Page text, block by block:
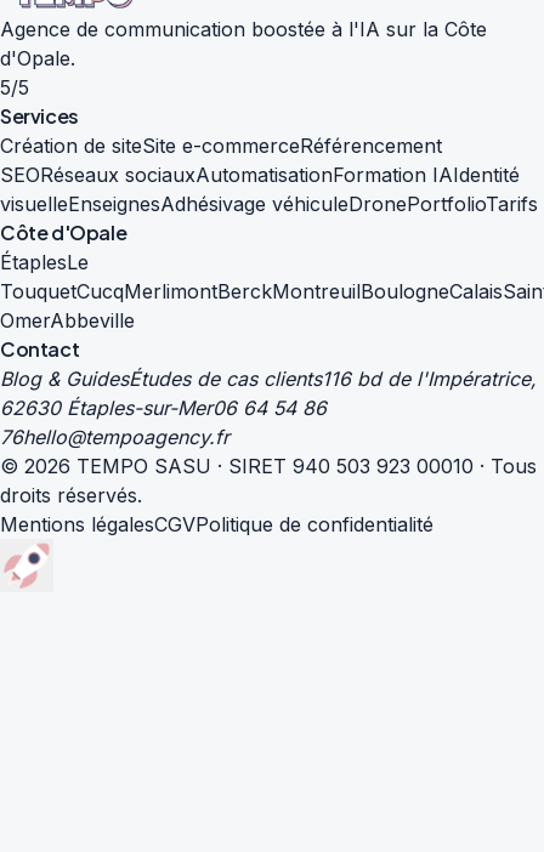
Agence de communication boostée à l'IA sur la Côte
d'Opale.
5/5
Services
Création de siteSite e-commerceRéférencement
SEORéseaux sociauxAutomatisationFormation IAIdentité
visuelleEnseignesAdhésivage véhiculeDronePortfolioTarifs
Côte d'Opale
ÉtaplesLe
TouquetCucqMerlimontBerckMontreuilBoulogneCalais
OmerAbbeville
Contact
Blog & GuidesÉtudes de cas clients116 bd de l'Impératrice,
62630 Étaples-sur-Mer06 64 54 86
76hello@tempoagency.fr
© 2026 TEMPO SASU · SIRET 940 503 923 00010 · Tous
droits réservés.
Mentions légalesCGVPolitique de confidentialité